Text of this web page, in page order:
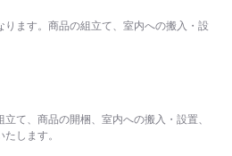
ります。商品の組立て、室内への搬入・設
て、商品の開梱、室内への搬入・設置、
します。